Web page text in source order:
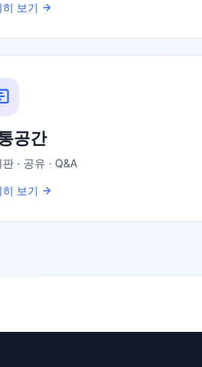
보기
공간
· 공유 · Q&A
보기